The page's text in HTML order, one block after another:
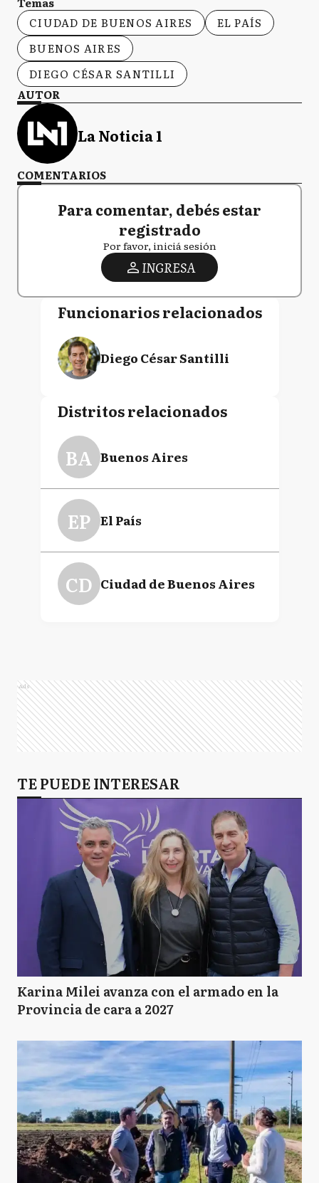
CIUDAD DE BUENOS AIRES
EL PAÍS
BUENOS AIRES
DIEGO CÉSAR SANTILLI
AUTOR
La Noticia 1
COMENTARIOS
Para comentar, debés estar
registrado
Por favor, iniciá sesión
INGRESA
Funcionarios relacionados
Diego César Santilli
Distritos relacionados
BA Buenos Aires
EP El País
CD Ciudad de Buenos Aires
Ads
TE PUEDE INTERESAR
Karina Milei avanza con el armado en la
Provincia de cara a 2027